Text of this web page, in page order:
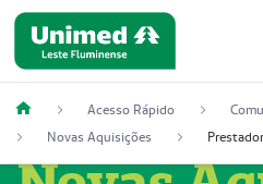
Acesso Rápido
Novas Aquisições